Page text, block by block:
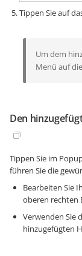
Tippen Sie auf
Um dem
Menü auf
Den
Tippen Sie im
führen Sie die
Bearbeiten Sie
oberen rechten
Verwenden Sie
hinzugefügten